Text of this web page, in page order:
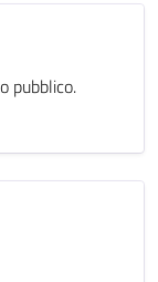
pubblico.